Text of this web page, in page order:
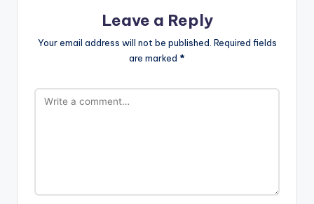
Leave a Reply
Your email address will not be published. Required fields
are marked *